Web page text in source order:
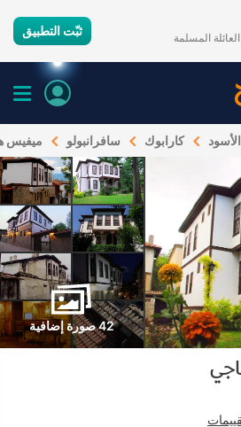
المسلمة ثبّت التطبيق
كارابوك سافرانبولو ميفيس
42 صورة إضافية